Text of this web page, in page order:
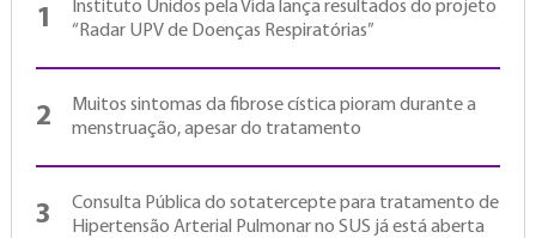
1
Instituto Unidos pela Vida lança resultados do projeto
“Radar UPV de Doenças Respiratórias”
2
Muitos sintomas da fibrose cística pioram durante a
menstruação, apesar do tratamento
3
Consulta Pública do sotatercepte para tratamento de
Hipertensão Arterial Pulmonar no SUS já está aberta